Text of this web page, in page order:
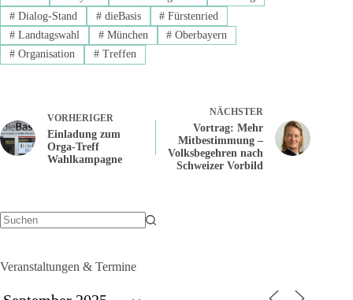
#Dialog-Stand #dieBasis # Fürstenried
#Landtagswahl #München # Oberbayern
#Organisation #Treffen
VORHERIGER
Einladung zum
Orga-Treff
Wahlkampagne
NÄCHSTER
Vortrag: Mehr
Mitbestimmung –
Volksbegehren nach
Schweizer Vorbild
Veranstaltungen & Termine